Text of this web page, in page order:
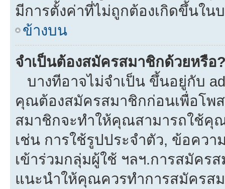
มีการตั้งค่าที่ไม่ถูกต้องเกิดขึ้นใน
ข้างบน
จำเป็นต้องสมัครสมาชิกด้วยหรือ
บางทีอาจไม่จำเป็น ขึ้นอยู่กับ
คุณต้องสมัครสมาชิกก่อนเพื่อโพ
สมาชิกจะทำให้คุณสามารถใช้คุ
เช่น การใช้รูปประจำตัว, ข้อคว
เข้าร่วมกลุ่มผู้ใช้ ฯลฯ.การสมัคร
แนะนำให้คุณควรทำการสมัครส